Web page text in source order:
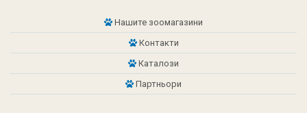
Нашите зоомагазини
Контакти
Каталози
Партньори